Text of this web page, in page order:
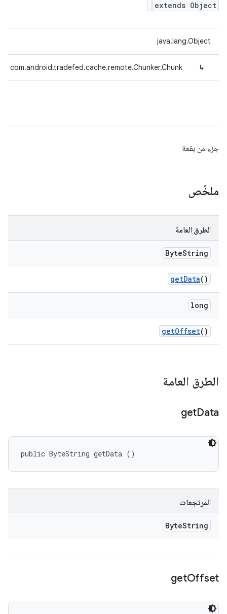
extends Object
java.lang.Object
↳
com.android.tradefed.cache.remote.Chunker.Chunk
جزء من بقعة
ملخّص
الطرق العامة
ByteString
getData()
long
getOffset()
الطرق العامة
getData
public ByteString getData ()
المرتجعات
ByteString
getOffset